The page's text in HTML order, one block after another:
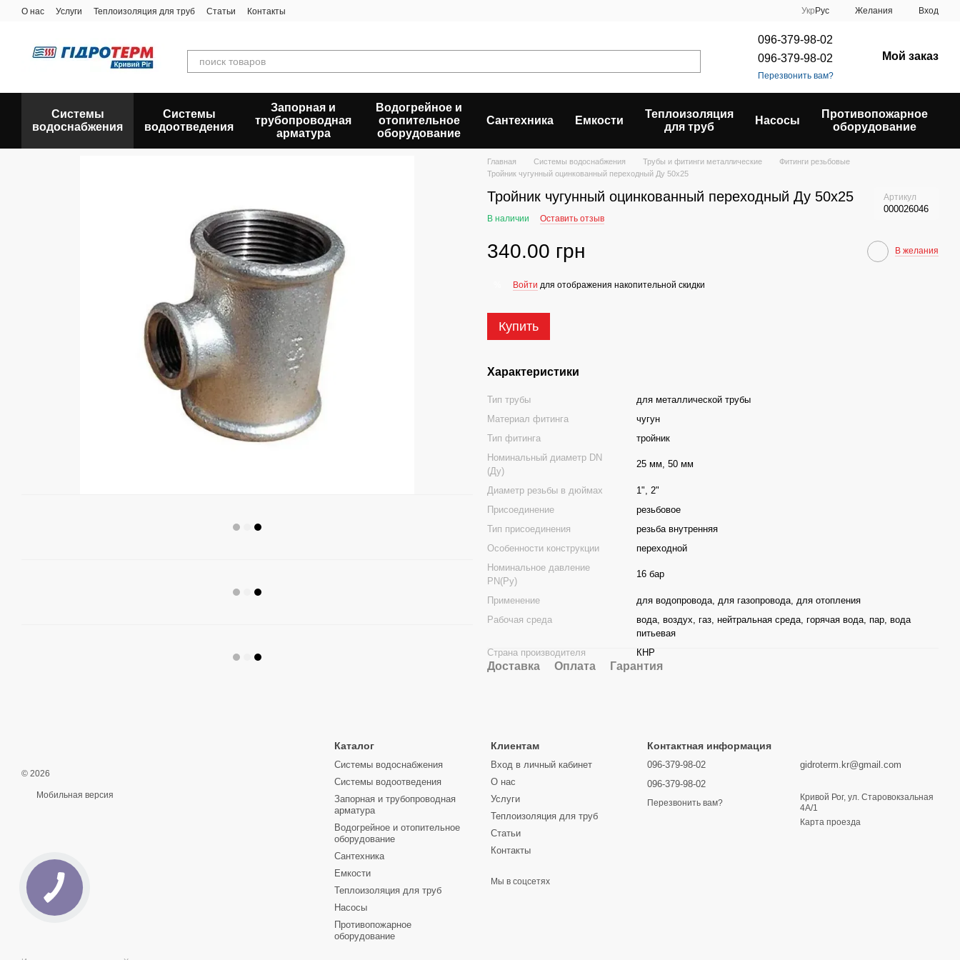
Перейти к основному контенту
О нас Услуги Теплоизоляция для труб Статьи Контакты Укр Рус Желания Вход
096-379-98-02
096-379-98-02
Перезвонить вам?
Мой заказ
Системы
водоснабжения
Системы
водоотведения
Запорная и
трубопроводная
арматура
Водогрейное и
отопительное
оборудование
Сантехника Емкости
Теплоизоляция
для труб
Насосы
Противопожарное
оборудование
Главная Системы водоснабжения Трубы и фитинги металлические
Фитинги резьбовые
Тройник чугунный оцинкованный переходный Ду 50х25
Тройник чугунный оцинкованный переходный Ду 50х25 Артикул
000026046
В наличии Оставить отзыв
340.00 грн В желания
Войти для отображения накопительной скидки
Купить
Характеристики
Тип трубы
для металлической трубы
Материал фитинга
чугун
Тип фитинга
тройник
Номинальный диаметр DN
(Ду)
25 мм, 50 мм
Диаметр резьбы в дюймах
1", 2"
Присоединение
резьбовое
Тип присоединения
резьба внутренняя
Особенности конструкции
переходной
Номинальное давление
PN(Ру)
16 бар
Применение
для водопровода, для газопровода, для отопления
Рабочая среда
вода, воздух, газ, нейтральная среда, горячая вода, пар, вода
питьевая
Страна производителя
КНР
Доставка Оплата Гарантия
© 2026
Мобильная версия
Каталог
Системы водоснабжения
Системы водоотведения
Запорная и трубопроводная
арматура
Водогрейное и отопительное
оборудование
Сантехника
Емкости
Теплоизоляция для труб
Насосы
Противопожарное
оборудование
Клиентам
Вход в личный кабинет
О нас
Услуги
Теплоизоляция для труб
Статьи
Контакты
Мы в соцсетях
Контактная информация
096-379-98-02
096-379-98-02
Перезвонить вам?
gidroterm.kr@gmail.com
Кривой Рог, ул. Старовокзальная
4А/1
Карта проезда